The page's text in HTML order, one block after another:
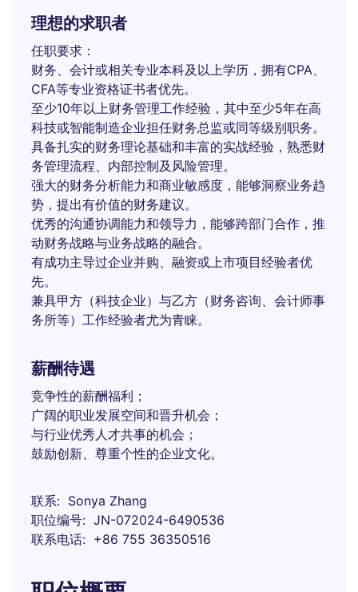
理想的求职者
任职要求：
财务、会计或相关专业本科及以上学历，拥有CPA、
CFA等专业资格证书者优先。
至少10年以上财务管理工作经验，其中至少5年在高
科技或智能制造企业担任财务总监或同等级别职务。
具备扎实的财务理论基础和丰富的实战经验，熟悉财
务管理流程、内部控制及风险管理。
强大的财务分析能力和商业敏感度，能够洞察业务趋
势，提出有价值的财务建议。
优秀的沟通协调能力和领导力，能够跨部门合作，推
动财务战略与业务战略的融合。
有成功主导过企业并购、融资或上市项目经验者优
先。
兼具甲方（科技企业）与乙方（财务咨询、会计师事
务所等）工作经验者尤为青睐。
薪酬待遇
竞争性的薪酬福利；
广阔的职业发展空间和晋升机会；
与行业优秀人才共事的机会；
鼓励创新、尊重个性的企业文化。
联系
Sonya Zhang
职位编号
JN-072024-6490536
联系电话
+86 755 36350516